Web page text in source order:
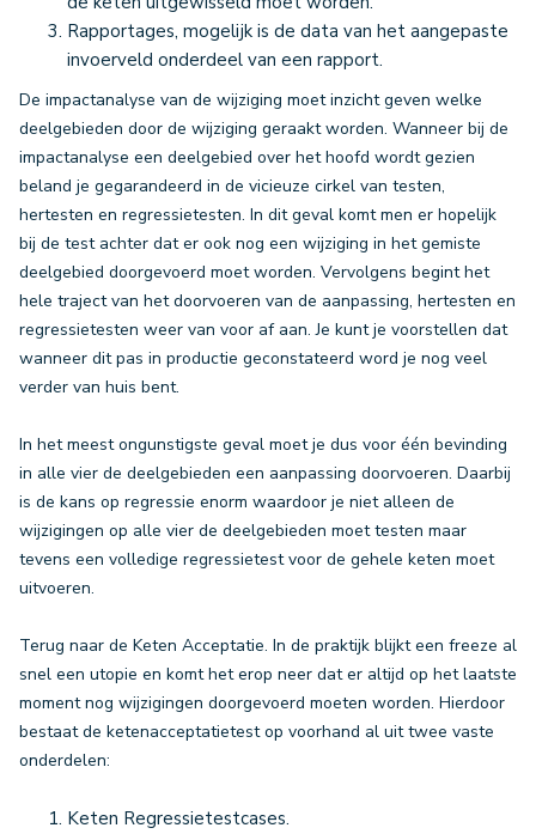
Rapportages, mogelijk is de data van het aangepaste
invoerveld onderdeel van een rapport.
De impactanalyse van de wijziging moet inzicht geven welke
deelgebieden door de wijziging geraakt worden. Wanneer bij de
impactanalyse een deelgebied over het hoofd wordt gezien
beland je gegarandeerd in de vicieuze cirkel van testen,
hertesten en regressietesten. In dit geval komt men er hopelijk
bij de test achter dat er ook nog een wijziging in het gemiste
deelgebied doorgevoerd moet worden. Vervolgens begint het
hele traject van het doorvoeren van de aanpassing, hertesten en
regressietesten weer van voor af aan. Je kunt je voorstellen dat
wanneer dit pas in productie geconstateerd word je nog veel
verder van huis bent.
In het meest ongunstigste geval moet je dus voor één bevinding
in alle vier de deelgebieden een aanpassing doorvoeren. Daarbij
is de kans op regressie enorm waardoor je niet alleen de
wijzigingen op alle vier de deelgebieden moet testen maar
tevens een volledige regressietest voor de gehele keten moet
uitvoeren.
Terug naar de Keten Acceptatie. In de praktijk blijkt een freeze al
snel een utopie en komt het erop neer dat er altijd op het laatste
moment nog wijzigingen doorgevoerd moeten worden. Hierdoor
bestaat de ketenacceptatietest op voorhand al uit twee vaste
onderdelen:
Keten Regressietestcases.